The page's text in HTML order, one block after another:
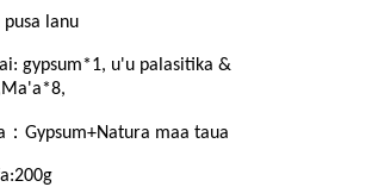
lanu
gypsum*1, u'u palasitika &
： Gypsum+Natura maa taua